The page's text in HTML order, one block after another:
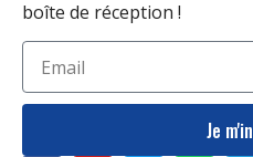
boîte de réception !
Je